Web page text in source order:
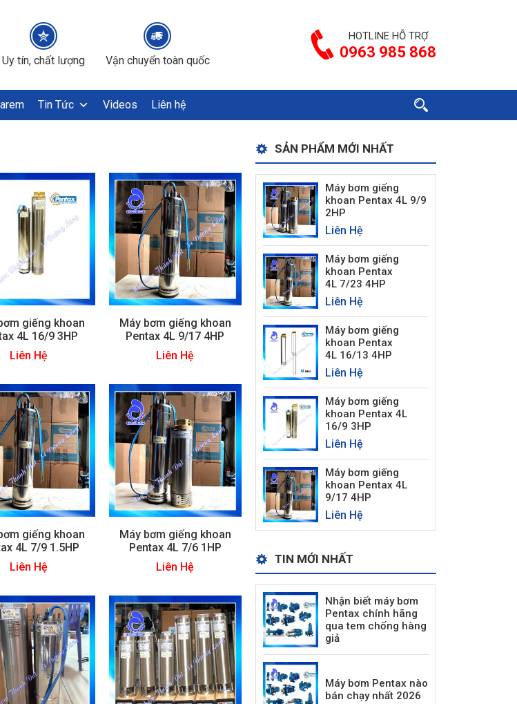
Uy tín, chất lượng Vận chuyển toàn quốc
HOTLINE HỖ TRỢ
0963 985 868
Tin Tức Videos Liên hệ
giếng khoan
4L 16/9 3HP
Liên Hệ
Máy bơm giếng khoan
Pentax 4L 9/17 4HP
Liên Hệ
giếng khoan
4L 7/9 1.5HP
Liên Hệ
Máy bơm giếng khoan
Pentax 4L 7/6 1HP
Liên Hệ
SẢN PHẨM MỚI NHẤT
Máy bơm giếng
khoan Pentax 4L 9/9
2HP
Liên Hệ
Máy bơm giếng
khoan Pentax
4L 7/23 4HP
Liên Hệ
Máy bơm giếng
khoan Pentax
4L 16/13 4HP
Liên Hệ
Máy bơm giếng
khoan Pentax 4L
16/9 3HP
Liên Hệ
Máy bơm giếng
khoan Pentax 4L
9/17 4HP
Liên Hệ
TIN MỚI NHẤT
Nhận biết máy bơm
Pentax chính hãng
qua tem chống hàng
giả
Máy bơm Pentax nào
bán chạy nhất 2026